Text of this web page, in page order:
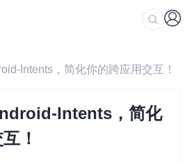
Intents，简化你的跨应用交互！
Intents，简化
！